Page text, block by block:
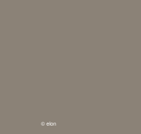
© elon